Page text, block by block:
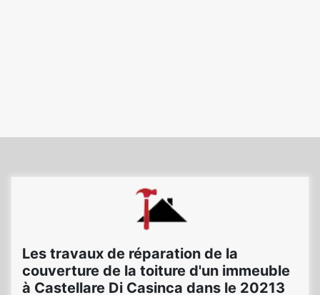
Les travaux de réparation de la
couverture de la toiture d'un immeuble
à Castellare Di Casinca dans le 20213